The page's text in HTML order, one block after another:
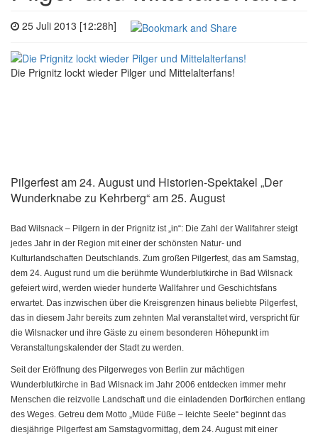
25 Juli 2013 [12:28h]
Die Prignitz lockt wieder Pilger und Mittelalterfans!
Pilgerfest am 24. August und Historien-Spektakel „Der
Wunderknabe zu Kehrberg“ am 25. August
Bad Wilsnack – Pilgern in der Prignitz ist „in“: Die Zahl der Wallfahrer steigt
jedes Jahr in der Region mit einer der schönsten Natur- und
Kulturlandschaften Deutschlands. Zum großen Pilgerfest, das am Samstag,
dem 24. August rund um die berühmte Wunderblutkirche in Bad Wilsnack
gefeiert wird, werden wieder hunderte Wallfahrer und Geschichtsfans
erwartet. Das inzwischen über die Kreisgrenzen hinaus beliebte Pilgerfest,
das in diesem Jahr bereits zum zehnten Mal veranstaltet wird, verspricht für
die Wilsnacker und ihre Gäste zu einem besonderen Höhepunkt im
Veranstaltungskalender der Stadt zu werden.
Seit der Eröffnung des Pilgerweges von Berlin zur mächtigen
Wunderblutkirche in Bad Wilsnack im Jahr 2006 entdecken immer mehr
Menschen die reizvolle Landschaft und die einladenden Dorfkirchen entlang
des Weges. Getreu dem Motto „Müde Füße – leichte Seele“ beginnt das
diesjährige Pilgerfest am Samstagvormittag, dem 24. August mit einer